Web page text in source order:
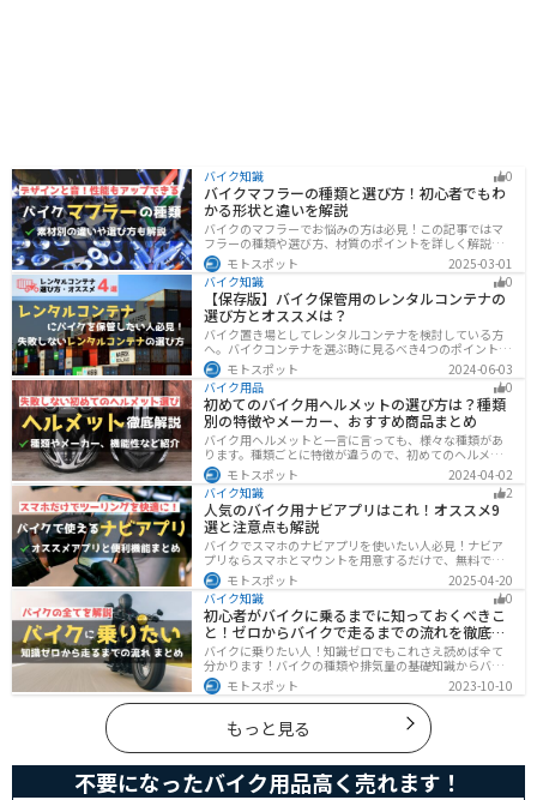
バイク知識 0
バイクマフラーの種類と選び方！初心者でもわ
かる形状と違いを解説
バイクのマフラーでお悩みの方は必見！この記事ではマ
フラーの種類や選び方、材質のポイントを詳しく解説し
ています。実は初めてのカスタマイズには、先端だけ変
えられるスリップオンマフラーがおすすめです。記事を
読めば、理想のサウンドと走りを手に入れられます。
モトスポット
2025-03-01
バイク知識
0
【保存版】バイク保管用のレンタルコンテナの
選び方とオススメは？
バイク置き場としてレンタルコンテナを検討している方
へ。バイクコンテナを選ぶ時に見るべき4つのポイントと
オススメのレンタルコンテナ会社を徹底解説。これさえ
読めば自分に最適なレンタルコンテナを見つけることが
できます。
モトスポット
2024-06-03
バイク用品
0
初めてのバイク用ヘルメットの選び方は？種類
別の特徴やメーカー、おすすめ商品まとめ
バイク用ヘルメットと一言に言っても、様々な種類があ
ります。種類ごとに特徴が違うので、初めてのヘルメッ
ト選びで失敗しないように、しっかりと理解して選ぶよ
うにしましょう。この記事では、特徴やメリットデメリ
ット、有名メーカーなど初心者が知っておくべきことを
まとめました。
モトスポット
2024-04-02
バイク知識
2
人気のバイク用ナビアプリはこれ！オススメ9
選と注意点も解説
バイクでスマホのナビアプリを使いたい人必見！ナビア
プリならスマホとマウントを用意するだけで、無料です
ぐにナビが利用できます。インカムがあれば音声案内も
聞けるので運転に集中したまま簡単にルートの把握がで
きます。慣れない土地やツーリングなどで活躍すること
間違いなしのオススメナビアプリを紹介します。
モトスポット
2025-04-20
バイク知識
0
初心者がバイクに乗るまでに知っておくべきこ
と！ゼロからバイクで走るまでの流れを徹底解
説
バイクに乗りたい人！知識ゼロでもこれさえ読めば全て
分かります！バイクの種類や排気量の基礎知識からバイ
クの選び方、免許の取り方、購入、納車、その後のバイ
クライフまで全てサポートします！
モトスポット 2023-10-10
もっと見る
不要になったバイク用品高く売れます！